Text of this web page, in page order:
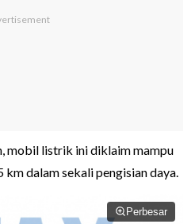
mobil listrik ini diklaim mampu
dalam sekali pengisian daya.
Perbesar